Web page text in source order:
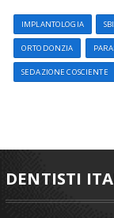
IMPLANTOLOGIA
ORTODONZIA
SEDAZIONE COSCIENTE
DENTISTI